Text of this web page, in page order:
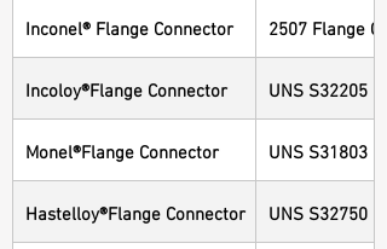
Inconel® Flange Connector 2507 Flange
Incoloy®Flange Connector UNS S32205
Monel®Flange Connector UNS S31803
Hastelloy®Flange Connector UNS S32750